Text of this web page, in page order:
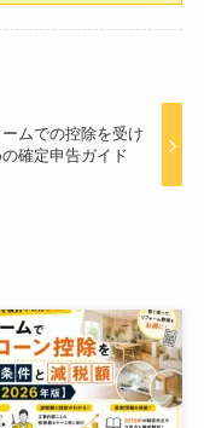
ームでの控除を受け
確定申告ガイド